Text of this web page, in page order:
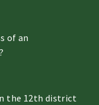
of an
the 12th district